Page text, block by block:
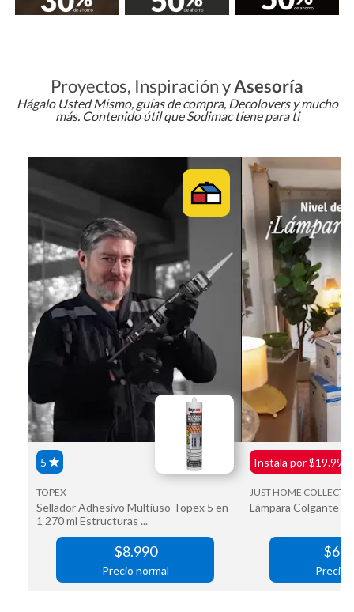
Proyectos, Inspiración yAsesoría
Hágalo Usted Mismo, guías de compra, Decolovers y mucho
más. Contenido útil que Sodimac tiene para ti